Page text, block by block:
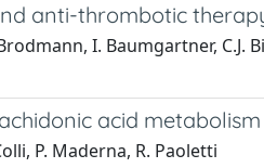
anti-thrombotic
I. Baumgartner, C.J.
acid
P. Maderna, R. Paoletti